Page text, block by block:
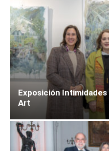
Exposición
Art